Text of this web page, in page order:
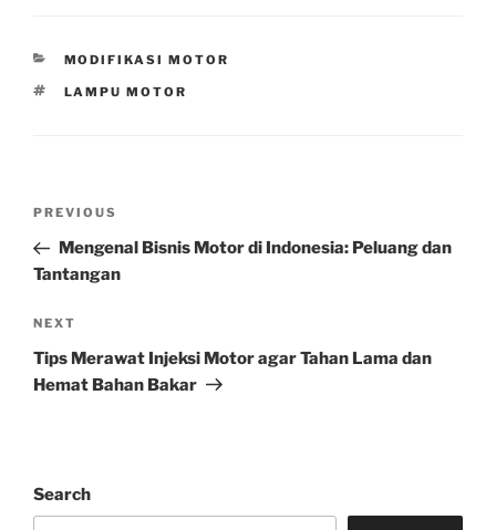
CATEGORIES
MODIFIKASI MOTOR
TAGS
LAMPU MOTOR
Previous
Post
PREVIOUS
Mengenal Bisnis Motor di Indonesia: Peluang dan
Tantangan
Next
Post
NEXT
Tips Merawat Injeksi Motor agar Tahan Lama dan
Hemat Bahan Bakar
Search